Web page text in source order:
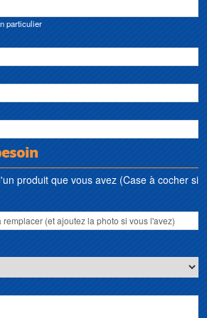
particulier
produit que vous avez (Case à cocher si